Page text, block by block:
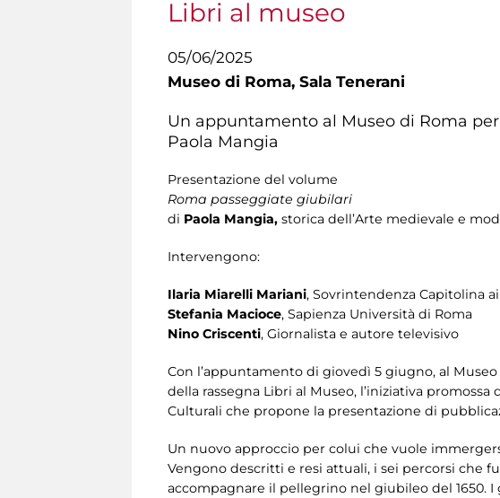
Libri al museo
05/06/2025
Museo di Roma, Sala Tenerani
Un appuntamento al Museo di Roma
Paola Mangia
Presentazione del volume
Roma passeggiate giubilari
di Paola Mangia, storica dell’Arte medievale e
Intervengono:
Ilaria Miarelli Mariani, Sovrintendenza Capitolina
Stefania Macioce, Sapienza Università di Roma
Nino Criscenti, Giornalista e autore televisivo
Con l’appuntamento di giovedì 5 giugno, al Museo
della rassegna Libri al Museo, l’iniziativa
Culturali che propone la presentazione di
Un nuovo approccio per colui che vuole
Vengono descritti e resi attuali, i sei percorsi che
accompagnare il pellegrino nel giubileo del 1650.